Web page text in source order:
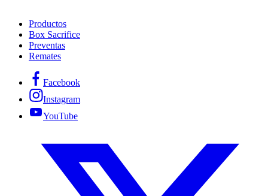
Productos
Box Sacrifice
Preventas
Remates
Facebook
Instagram
YouTube